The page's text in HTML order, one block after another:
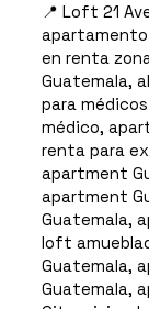
📍 Loft 21
apartamento
en renta
Guatemala,
para
médico,
renta para
apartment
apartment
Guatemala,
loft
Guatemala,
Guatemala,